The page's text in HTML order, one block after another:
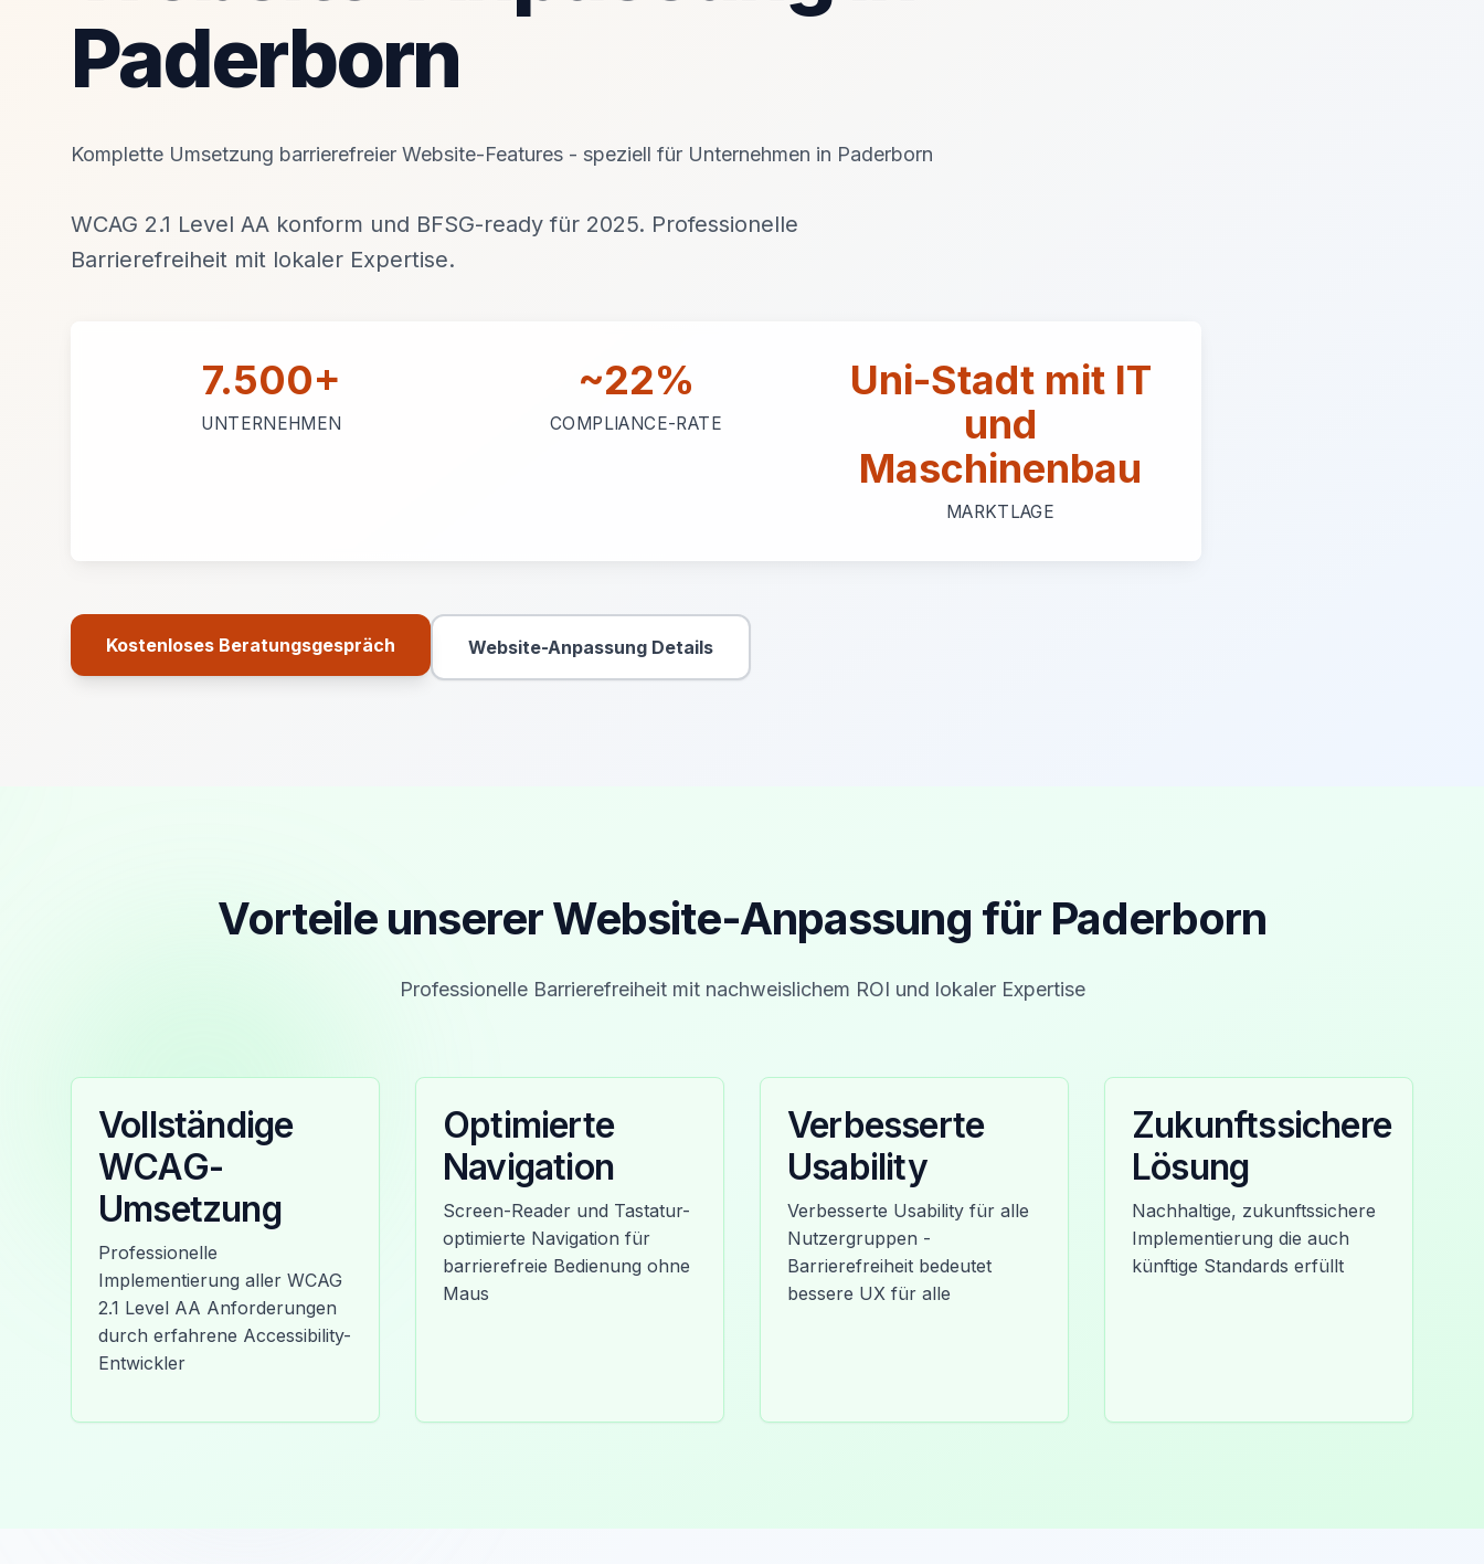
Paderborn
Komplette Umsetzung barrierefreier Website-Features - speziell für Unternehmen in Paderborn
WCAG 2.1 Level AA konform und BFSG-ready für 2025. Professionelle
Barrierefreiheit mit lokaler Expertise.
7.500+
UNTERNEHMEN
~22%
COMPLIANCE-RATE
Uni-Stadt mit IT
und
Maschinenbau
MARKTLAGE
Kostenloses Beratungsgespräch
Primäre Aktion Website-Anpassung Details
Sekundäre Aktion
Vorteile unserer Website-Anpassung für Paderborn
Professionelle Barrierefreiheit mit nachweislichem ROI und lokaler Expertise
Vollständige
WCAG-
Umsetzung
Professionelle
Implementierung aller WCAG
2.1 Level AA Anforderungen
durch erfahrene Accessibility-
Entwickler
Optimierte
Navigation
Screen-Reader und Tastatur-
optimierte Navigation für
barrierefreie Bedienung ohne
Maus
Verbesserte
Usability
Verbesserte Usability für alle
Nutzergruppen -
Barrierefreiheit bedeutet
bessere UX für alle
Zukunftssichere
Lösung
Nachhaltige, zukunftssichere
Implementierung die auch
künftige Standards erfüllt